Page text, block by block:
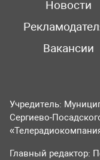
Новости
Вакансии
Учредитель:
Сергиево-
Главный редактор: